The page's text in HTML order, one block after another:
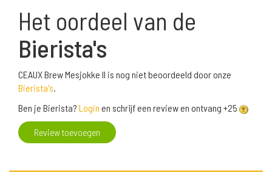
Het oordeel van de
Bierista's
CEAUX Brew Mesjokke II is nog niet beoordeeld door onze
Bierista's.
Ben je Bierista? Login en schrijf een review en ontvang +25
Review toevoegen